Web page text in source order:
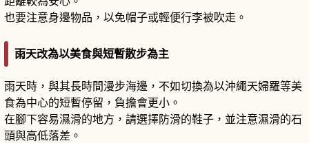
也要注意身邊物品，以免帽子或輕便行李被吹走。
雨天改為以美食與短暫散步為主
雨天時，與其長時間漫步海邊，不如切換為以沖繩天婦羅等美
食為中心的短暫停留，負擔會更小。
在腳下容易濕滑的地方，請選擇防滑的鞋子，並注意濕滑的石
頭與高低落差。